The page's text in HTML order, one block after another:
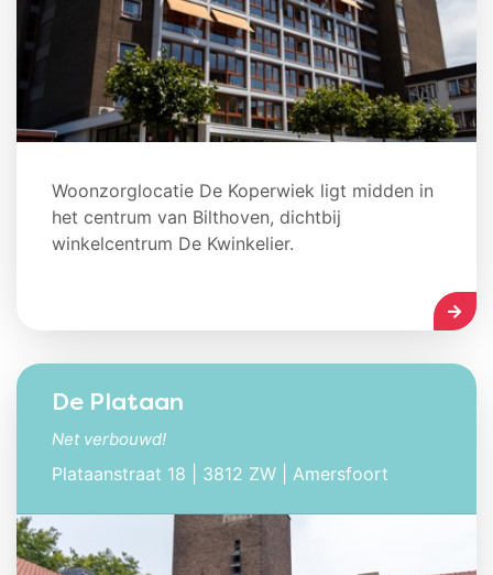
Woonzorglocatie De Koperwiek ligt midden in
het centrum van Bilthoven, dichtbij
winkelcentrum De Kwinkelier.
De Plataan
Net verbouwd!
Plataanstraat 18 | 3812 ZW | Amersfoort